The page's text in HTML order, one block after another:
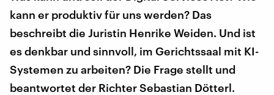
kann er produktiv für uns werden? Das
beschreibt die Juristin Henrike Weiden. Und ist
es denkbar und sinnvoll, im Gerichtssaal mit KI-
Systemen zu arbeiten? Die Frage stellt und
beantwortet der Richter Sebastian Dötterl.